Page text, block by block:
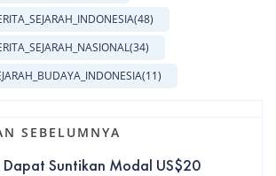
(48)
(34)
(11)
SEBELUMNYA
Suntikan Modal US$20